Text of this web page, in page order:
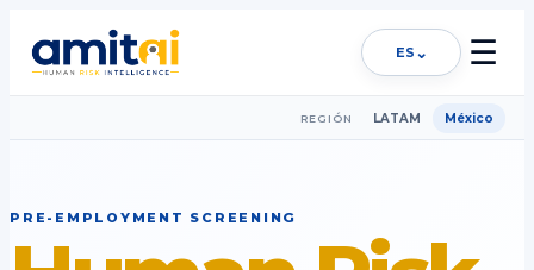
ES ⌄ ☰
REGIÓN LATAM México
PRE-EMPLOYMENT SCREENING